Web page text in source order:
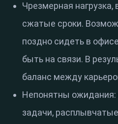
Чрезмерная
сжатые сроки.
поздно сидеть в
быть на связи. В
баланс между
Непонятны ожидания:
задачи,